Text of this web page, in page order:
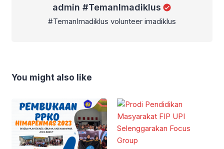
admin #TemanImadiklus
#TemanImadiklus volunteer imadiklus
You might also like